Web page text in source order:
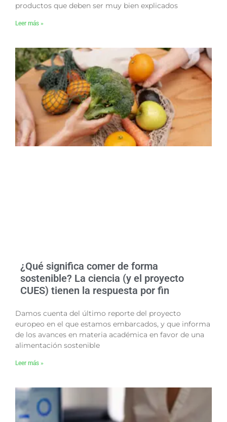
productos que deben ser muy bien explicados
Leer más »
¿Qué significa comer de forma
sostenible? La ciencia (y el proyecto
CUES) tienen la respuesta por fin
Damos cuenta del último reporte del proyecto
europeo en el que estamos embarcados, y que informa
de los avances en materia académica en favor de una
alimentación sostenible
Leer más »